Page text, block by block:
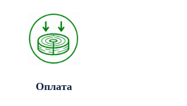
Оплата